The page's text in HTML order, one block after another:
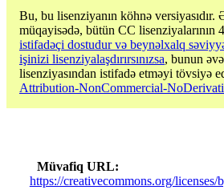
Bu, bu lisenziyanın köhnə
müqayisədə, bütün CC lisenziyalarının
istifadəçi dostudur və beynəlxalq
işinizi lisenziyalaşdırırsınızsa, bunun
lisenziyasından istifadə etməyi tövsiyə
Attribution-NonCommercial-
Müvafiq URL
https://creativecommons.org/licenses/